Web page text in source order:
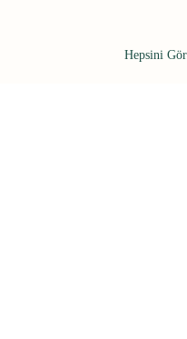
Hepsini Gör